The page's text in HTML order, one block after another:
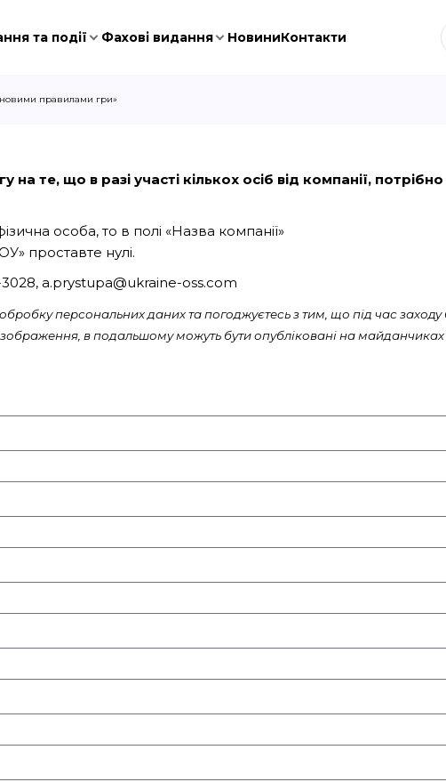
та події Фахові видання НовиниКонтакти
новими правилами гри»
те, що в разі участі кількох осіб від компанії,
особа, то в полі «Назва компанії»
проставте нулі.
a.prystupa@ukraine-oss.com
персональних даних та погоджуєтесь з тим, що під час заходу
в подальшому можуть бути опубліковані на майданчиках